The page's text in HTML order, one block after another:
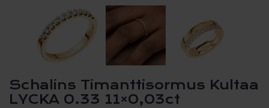
Schalins Timanttisormus Kultaa
LYCKA 0.33 11×0,03ct